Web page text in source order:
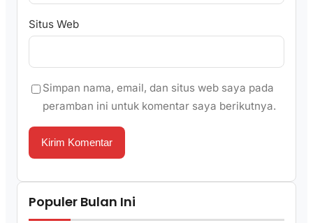
Situs Web
Simpan nama, email, dan situs web saya pada
peramban ini untuk komentar saya berikutnya.
Populer Bulan Ini